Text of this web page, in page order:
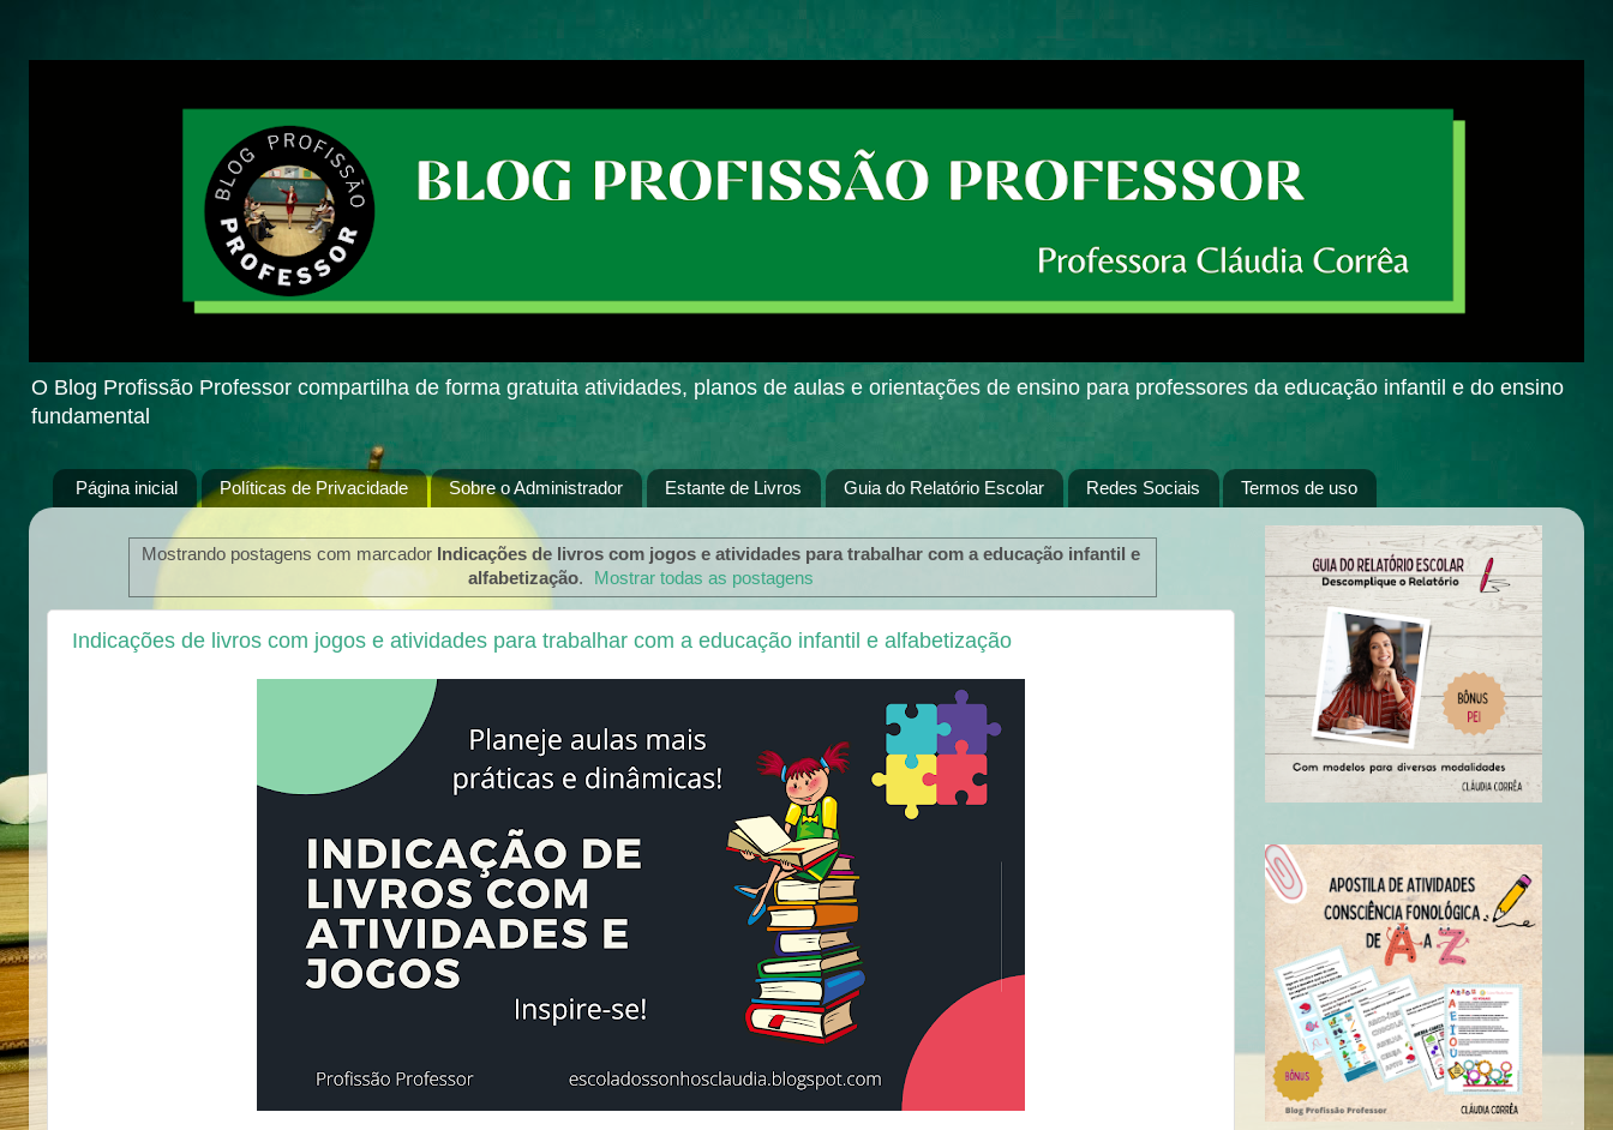
O Blog Profissão Professor compartilha de forma gratuita atividades, planos de aulas e orientações de ensino para professores da educação infantil e do ensino
fundamental
Página inicial Políticas de Privacidade Sobre o Administrador Estante de Livros Guia do Relatório Escolar Redes Sociais Termos de uso
Mostrando postagens com marcador Indicações de livros com jogos e atividades para trabalhar com a educação infantil e
alfabetização. Mostrar todas as postagens
Indicações de livros com jogos e atividades para trabalhar com a educação infantil e alfabetização